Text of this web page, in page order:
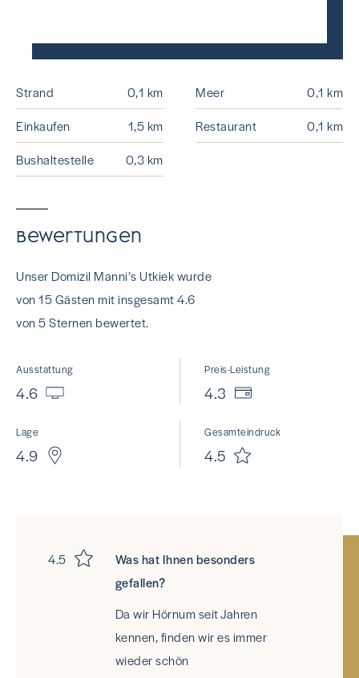
Strand 0,1 km Meer
0,1 km
Einkaufen
1,5 km Restaurant
0,1 km
Bushaltestelle
0,3 km
Bewertungen
Unser Domizil Manni’s Utkiek wurde
von 15 Gästen mit insgesamt 4.6
von 5 Sternen bewertet.
Ausstattung
4.6
Preis-Leistung
4.3
Lage
4.9
Gesamteindruck
4.5
4.5
Was hat Ihnen besonders
gefallen?
Da wir Hörnum seit Jahren
kennen, finden wir es immer
wieder schön